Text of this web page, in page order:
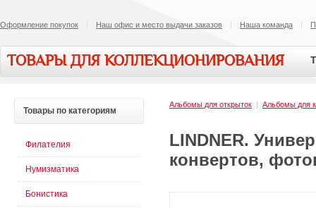
Оформление покупок Наш офис и место выдачи заказов Наша команда
ТОВАРЫ ДЛЯ КОЛЛЕКЦИОНИРОВАНИЯ
Альбомы для открыток | Альбомы для
LINDNER.
конвертов,
Товары по категориям
Филателия
Нумизматика
Бонистика